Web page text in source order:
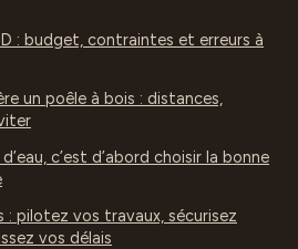
: budget, contraintes et erreurs à
un poêle à bois : distances,
c’est d’abord choisir la bonne
: pilotez vos travaux, sécurisez
vos délais